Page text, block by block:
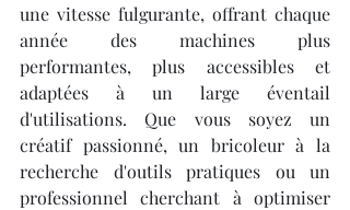
une vitesse fulgurante, offrant chaque
année des machines plus
performantes, plus accessibles et
adaptées à un large éventail
d'utilisations. Que vous soyez un
créatif passionné, un bricoleur à la
recherche d'outils pratiques ou un
professionnel cherchant à optimiser